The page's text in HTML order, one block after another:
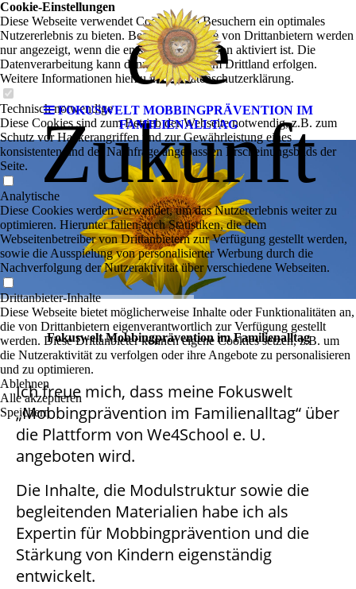
FOKUSWELT MOBBINGPRÄVENTION IM
FAMILIENALLTAG
die
Zukunft
Fokuswelt Mobbingprävention im Familienalltag
Ich freue mich, dass meine Fokuswelt
„Mobbingprävention im Familienalltag“ über
die Plattform von We4School e. U.
angeboten wird.
Die Inhalte, die Modulstruktur sowie die
begleitenden Materialien habe ich als
Expertin für Mobbingprävention und die
Stärkung von Kindern eigenständig
entwickelt.
Cookie-Einstellungen
Diese Webseite verwendet Cookies, um Besuchern ein optimales
Nutzererlebnis zu bieten. Bestimmte Inhalte von Drittanbietern werden
nur angezeigt, wenn die entsprechende Option aktiviert ist. Die
Datenverarbeitung kann dann auch in einem Drittland erfolgen.
Weitere Informationen hierzu in der Datenschutzerklärung.
Technisch notwendige
Diese Cookies sind zum Betrieb der Webseite notwendig, z.B. zum
Schutz vor Hackerangriffen und zur Gewährleistung eines
konsistenten und der Nachfrage angepassten Erscheinungsbilds der
Seite.
Analytische
Diese Cookies werden verwendet, um das Nutzererlebnis weiter zu
optimieren. Hierunter fallen auch Statistiken, die dem
Webseitenbetreiber von Drittanbietern zur Verfügung gestellt werden,
sowie die Ausspielung von personalisierter Werbung durch die
Nachverfolgung der Nutzeraktivität über verschiedene Webseiten.
Drittanbieter-Inhalte
Diese Webseite bietet möglicherweise Inhalte oder Funktionalitäten an,
die von Drittanbietern eigenverantwortlich zur Verfügung gestellt
werden. Diese Drittanbieter können eigene Cookies setzen, z.B. um
die Nutzeraktivität zu verfolgen oder ihre Angebote zu personalisieren
und zu optimieren.
Ablehnen
Alle akzeptieren
Speichern